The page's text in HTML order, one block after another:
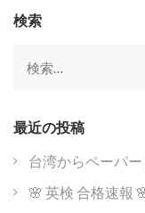
検索
検
最近の投稿
台湾からペーパ
🌸 英検 合格速報